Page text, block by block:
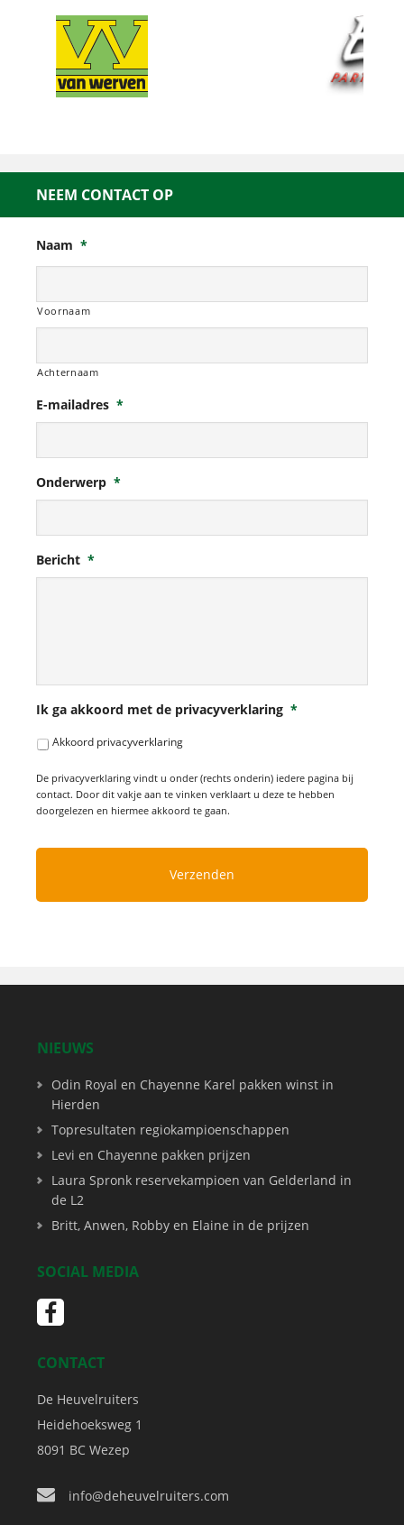
NEEM CONTACT OP
Naam *
Voornaam
Achternaam
E-mailadres *
Onderwerp *
Bericht *
Ik ga akkoord met de privacyverklaring *
Akkoord privacyverklaring
De privacyverklaring vindt u onder (rechts onderin) iedere pagina bij
contact. Door dit vakje aan te vinken verklaart u deze te hebben
doorgelezen en hiermee akkoord te gaan.
NIEUWS
Odin Royal en Chayenne Karel pakken winst in
Hierden
Topresultaten regiokampioenschappen
Levi en Chayenne pakken prijzen
Laura Spronk reservekampioen van Gelderland in
de L2
Britt, Anwen, Robby en Elaine in de prijzen
SOCIAL MEDIA
CONTACT
De Heuvelruiters
Heidehoeksweg 1
8091 BC Wezep
info@deheuvelruiters.com